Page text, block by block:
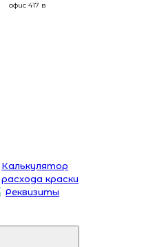
офис 417 в
Калькулятор
расхода краски
Реквизиты